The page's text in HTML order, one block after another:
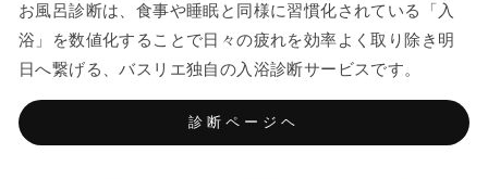
お風呂診断は、食事や睡眠と同様に習慣化されている「入
浴」を数値化することで日々の疲れを効率よく取り除き明
日へ繋げる、バスリエ独自の入浴診断サービスです。
診断ページヘ